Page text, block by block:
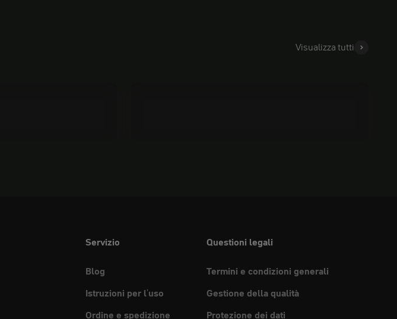
Visualizza tutti
Servizio
Blog
Istruzioni per l'uso
Ordine e spedizione
Questioni legali
Termini e condizioni generali
Gestione della qualità
Protezione dei dati